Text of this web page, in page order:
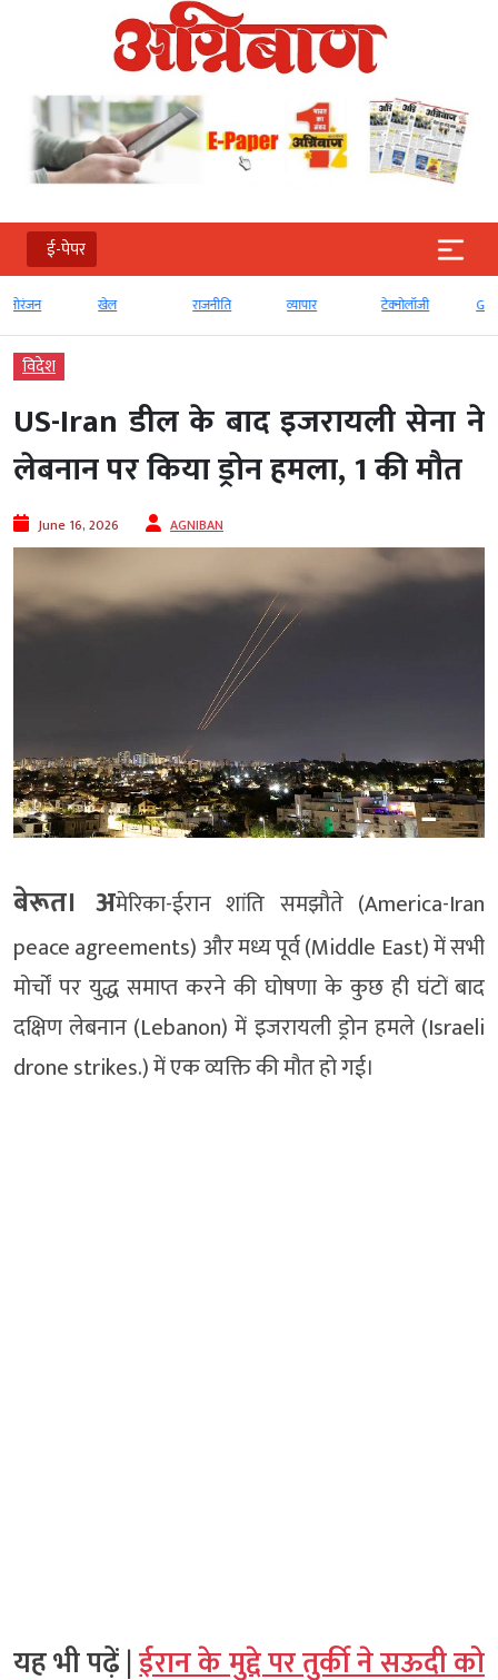
ई-पेपर
खेल व्‍यापार टेक्‍नोलॉजी Global
विदेश
US-Iran डील के बाद इजरायली सेना ने
लेबनान पर किया ड्रोन हमला, 1 की मौत
June 16, 2026 AGNIBAN
बेरूत। अमेरिका-ईरान शांति समझौते (America-Iran
peace agreements) और मध्य पूर्व (Middle East) में सभी
मोर्चों पर युद्ध समाप्त करने की घोषणा के कुछ ही घंटों बाद
दक्षिण लेबनान (Lebanon) में इजरायली ड्रोन हमले (Israeli
drone strikes.) में एक व्यक्ति की मौत हो गई।
यह भी पढ़ें |ईरान के मुद्दे पर तुर्की ने सऊदी को